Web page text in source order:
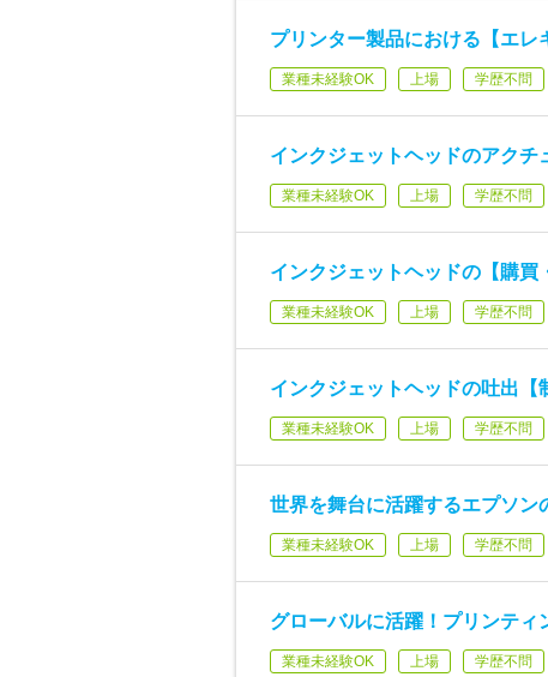
プリンター製品における【エレ
業種未経験OK 上場 学歴不問
インクジェットヘッドのアクチ
業種未経験OK 上場 学歴不問
インクジェットヘッドの【購
業種未経験OK 上場 学歴不問
インクジェットヘッドの吐出【
業種未経験OK 上場 学歴不問
世界を舞台に活躍するエプソン
業種未経験OK 上場 学歴不問
グローバルに活躍！プリンティ
業種未経験OK 上場 学歴不問